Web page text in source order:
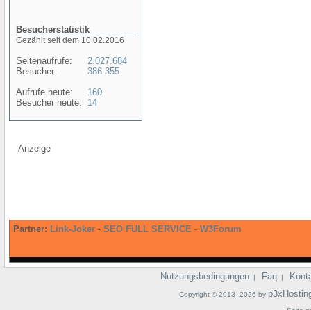
Besucherstatistik
Gezählt seit dem 10.02.2016
Seitenaufrufe:
Besucher:
Aufrufe heute:
Besucher heute:
2.027.684
386.355
160
14
Anzeige
Partner: Link-Joker - SEO FULL SERVICE - W3Forum
Nutzungsbedingungen | Faq |
Copyright © 2013 -2026 by